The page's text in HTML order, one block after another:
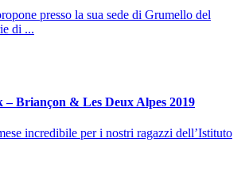
presso la sua sede di Grumello del
di ...
– Briançon & Les Deux Alpes 2019
incredibile per i nostri ragazzi dell’Istituto